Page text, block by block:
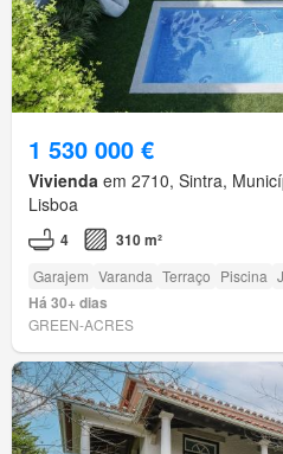
1 530 000 €
Vivienda em 2710, Sintra,
Lisboa
4 310 m²
Garajem Varanda Terraço Piscina
Há 30+ dias
GREEN-ACRES